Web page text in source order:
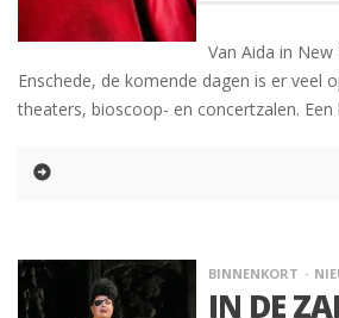
Van Aida in
Enschede, de komende dagen is er veel
theaters, bioscoop- en concertzalen. Een
BINNENKORT
IN DE